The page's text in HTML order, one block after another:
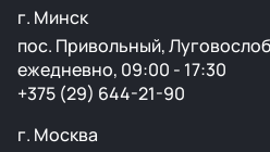
г. Минск
пос. Привольный,
ежедневно, 09:00 - 17:30
+375 (29) 644-21-90
г. Москва